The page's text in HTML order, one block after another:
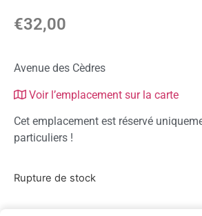
€32,00
Avenue des Cèdres
Voir l’emplacement sur la carte
Cet emplacement est réservé
particuliers !
Rupture de stock